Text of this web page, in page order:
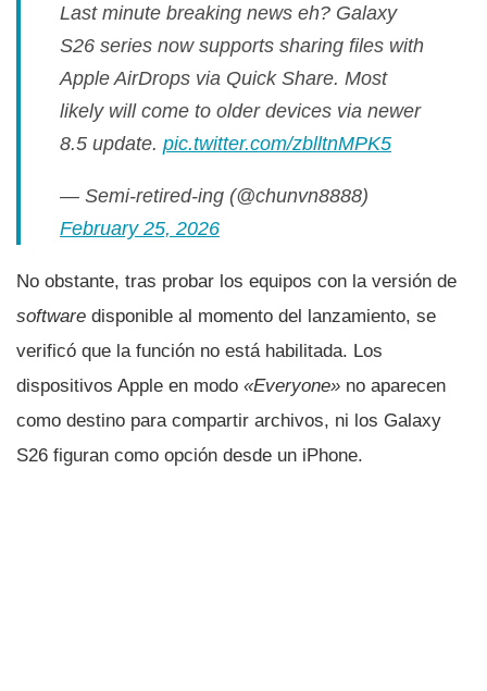
Last minute breaking news eh? Galaxy
S26 series now supports sharing files with
Apple AirDrops via Quick Share. Most
likely will come to older devices via newer
8.5 update. pic.twitter.com/zblltnMPK5
— Semi-retired-ing (@chunvn8888)
February 25, 2026
No obstante, tras probar los equipos con la versión de
software disponible al momento del lanzamiento, se
verificó que la función no está habilitada. Los
dispositivos Apple en modo «Everyone» no aparecen
como destino para compartir archivos, ni los Galaxy
S26 figuran como opción desde un iPhone.